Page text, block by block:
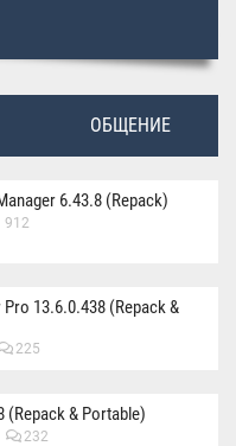
ОБЩЕНИЕ
6.43.8 (Repack)
912
13.6.0.438 (Repack &
225
(Repack & Portable)
232